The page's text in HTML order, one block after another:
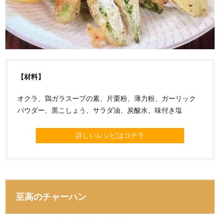
【材料】
オクラ、鶏ガラスープの素、片栗粉、薄力粉、ガーリック
パウダー、黒こしょう、サラダ油、炭酸水、味付き塩
詳しいレシピはコチラ
至高のチャーハン